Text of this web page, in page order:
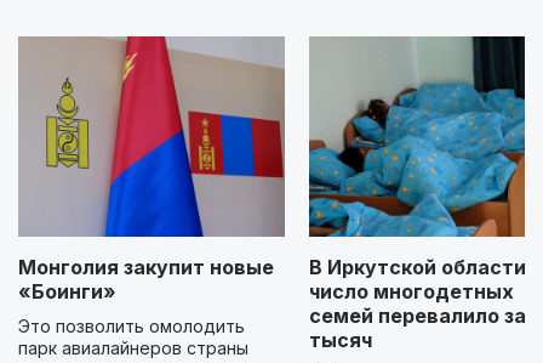
Монголия закупит новые
«Боинги»
Это позволить омолодить
парк авиалайнеров страны
В Иркутской области
число многодетных
семей перевалило за
тысяч